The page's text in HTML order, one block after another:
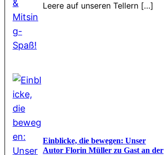
Leere auf unseren Tellern […]
Einblicke, die bewegen: Unser
Autor Florin Müller zu Gast an der